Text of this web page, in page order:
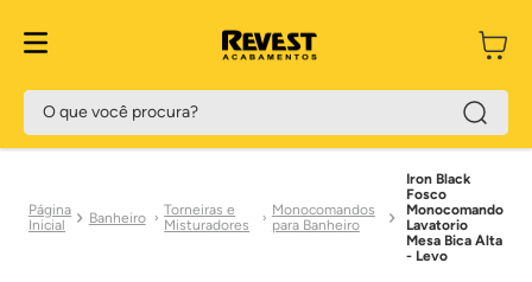
O que você procura?
Banheiro
Torneiras e
Misturadores
Monocomandos
para Banheiro
Iron Black
Fosco
Monocomando
Lavatorio
Mesa Bica Alta
- Levo